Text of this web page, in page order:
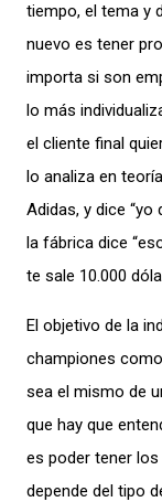
tiempo, el tema y
nuevo es tener
importa si son
lo más
el cliente final
lo analiza en
Adidas, y dice “yo
la fábrica dice
te sale 10.000
El objetivo de la
championes
sea el mismo de
que hay que
es poder tener
depende del tipo